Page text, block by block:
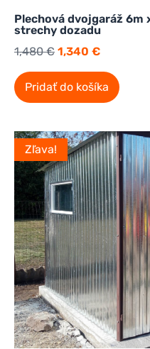
Plechová dvojgaráž 6m
strechy dozadu
1,480€ 1,340 €
Pridať do košíka
Zľava!